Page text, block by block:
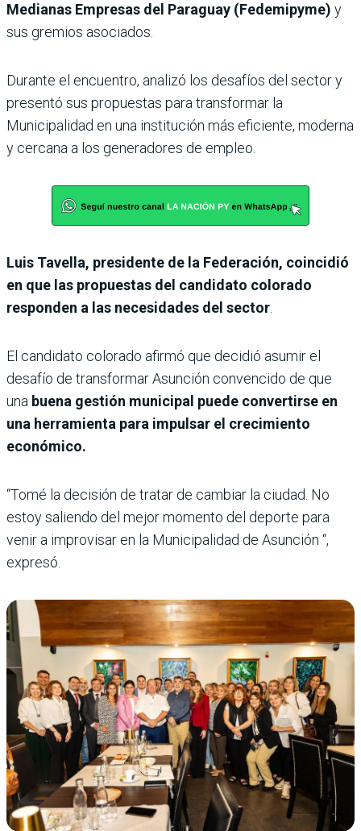
Medianas Empresas del Paraguay (Fedemipyme) y
sus gremios asociados.
Durante el encuentro, analizó los desafíos del sector y
presentó sus propuestas para transformar la
Municipalidad en una institución más eficiente, moderna
y cercana a los generadores de empleo.
Luis Tavella, presidente de la Federación, coincidió
en que las propuestas del candidato colorado
responden a las necesidades del sector.
El candidato colorado afirmó que decidió asumir el
desafío de transformar Asunción convencido de que
una buena gestión municipal puede convertirse en
una herramienta para impulsar el crecimiento
económico.
“Tomé la decisión de tratar de cambiar la ciudad. No
estoy saliendo del mejor momento del deporte para
venir a improvisar en la Municipalidad de Asunción “,
expresó.